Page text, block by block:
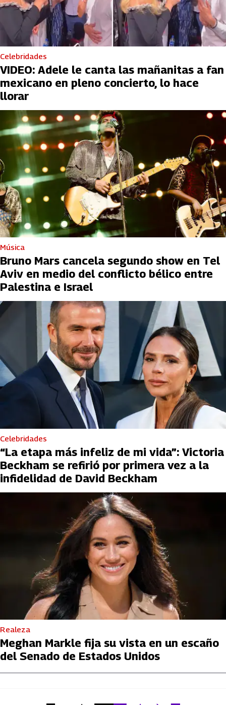
Celebridades
VIDEO: Adele le canta las mañanitas a fan
mexicano en pleno concierto, lo hace
llorar
Música
Bruno Mars cancela segundo show en Tel
Aviv en medio del conflicto bélico entre
Palestina e Israel
Celebridades
“La etapa más infeliz de mi vida”: Victoria
Beckham se refirió por primera vez a la
infidelidad de David Beckham
Realeza
Meghan Markle fija su vista en un escaño
del Senado de Estados Unidos